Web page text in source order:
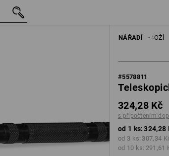
NÁŘADÍ
ELEKTRIKÁŘSKÉ ZBOŽÍ
#5578811
324,28 Kč
s připočtením
od 1 ks: 324,28
od 3 ks: 307,34
od 10 ks: 291,61
vč. DPH